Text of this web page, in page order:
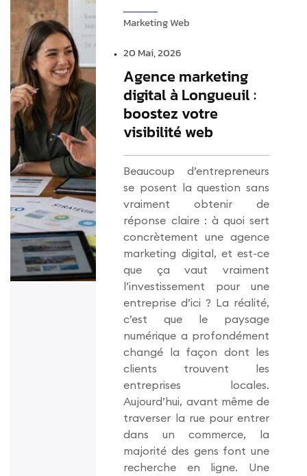
Marketing Web
20 Mai, 2026
Agence marketing
digital à Longueuil :
boostez votre
visibilité web
Beaucoup d’entrepreneurs
se posent la question sans
vraiment obtenir de
réponse claire : à quoi sert
concrètement une agence
marketing digital, et est-ce
que ça vaut vraiment
l’investissement pour une
entreprise d’ici ? La réalité,
c’est que le paysage
numérique a profondément
changé la façon dont les
clients trouvent les
entreprises locales.
Aujourd’hui, avant même de
traverser la rue pour entrer
dans un commerce, la
majorité des gens font une
recherche en ligne. Une